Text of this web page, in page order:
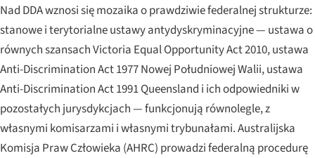
Nad DDA wznosi się mozaika o prawdziwie federalnej strukturze:
stanowe i terytorialne ustawy antydyskryminacyjne — ustawa o
równych szansach Victoria Equal Opportunity Act 2010, ustawa
Anti-Discrimination Act 1977 Nowej Południowej Walii, ustawa
Anti-Discrimination Act 1991 Queensland i ich odpowiedniki w
pozostałych jurysdykcjach — funkcjonują równolegle, z
własnymi komisarzami i własnymi trybunałami. Australijska
Komisja Praw Człowieka (AHRC) prowadzi federalną procedurę